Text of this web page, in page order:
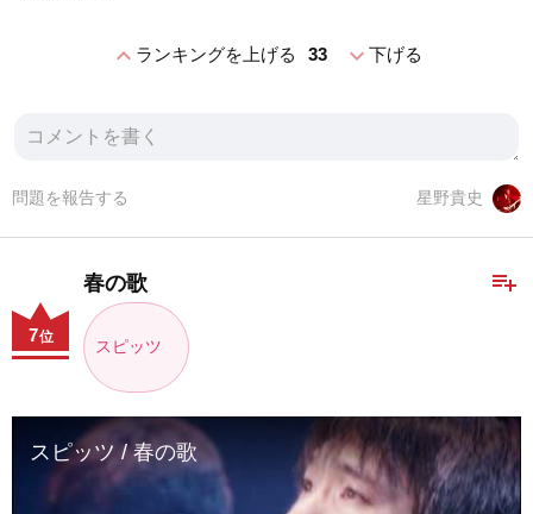
expand_lessランキングを上げる 33 expand_more下げる
星野貴史
問題を報告する
playlist_add
春の歌
スピッツ
7位
スピッツ / 春の歌